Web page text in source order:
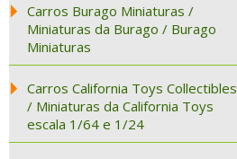
Carros Burago Miniaturas /
Miniaturas da Burago / Burago
Miniaturas
Carros California Toys Collectibles
/ Miniaturas da California Toys
escala 1/64 e 1/24